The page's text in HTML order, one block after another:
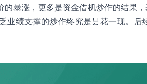
的暴涨，更多是资金借机炒作的结果
业绩支撑的炒作终究是昙花一现。